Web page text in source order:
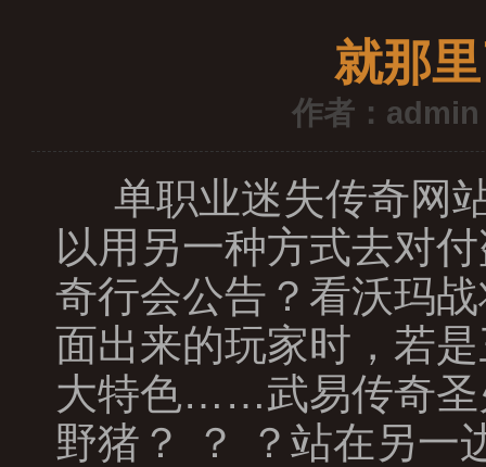
就那
作者：admin
单职业迷失传奇网
以用另一种方式去对
奇行会公告？看沃玛
面出来的玩家时，若
大特色……武易传奇圣
野猪？ ？ ？站在另一